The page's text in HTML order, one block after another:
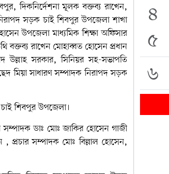
দিকনির্দেশনা মূলক বক্তব্য রাখেন,
সড়ক চাই শিবপুর উপজেলা শাখা
উপজেলা মাধ্যমিক শিক্ষা অফিসার
বক্তব্য রাখেন মোহাব্বত হোসেন প্রধান
উল্লাহ সরকার, সিনিয়র সহ-সভাপতি
মিয়া সাধারণ সম্পাদক নিরাপদ সড়ক
শিবপুর উপজেলা।
ডাঃ মোঃ জাকির হোসেন গাজী
প্রচার সম্পাদক মোঃ বিল্লাল হোসেন,
৪
৫
৬